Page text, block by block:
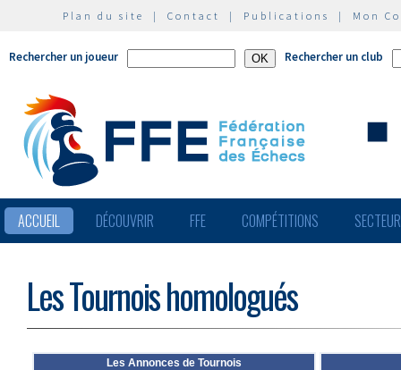
Plan du site | Contact | Publications | Mon
Rechercher un joueur Rechercher un club
ACCUEIL DÉCOUVRIR FFE COMPÉTITIONS
Les Tournois homologués
Les Annonces de Tournois